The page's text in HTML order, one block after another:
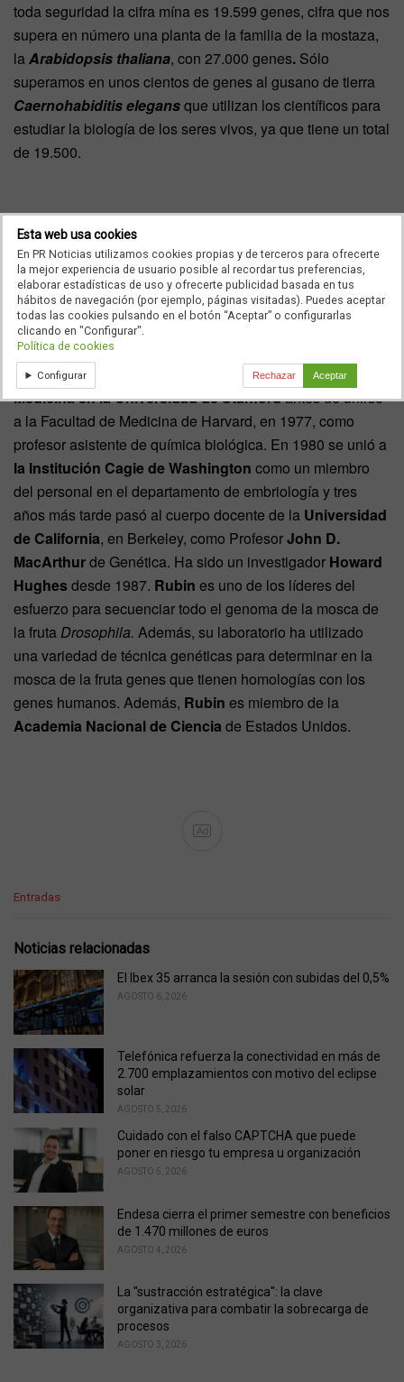
toda seguridad la cifra mína es 19.599 genes, cifra que nos
supera en número una planta de la familia de la mostaza,
laArabidopsis thaliana, con 27.000 genes. Sólo
superamos en unos cientos de genes al gusano de tierra
Caernohabiditis elegansque utilizan los científicos para
estudiar la biología de los seres vivos, ya que tiene un total
de 19.500.
GERALD RUBIN
Licenciado en elInstituto de Tecnología de
Massachussets, obtuvo su doctorado en biología
molecular en la
Realizó su trabajo postdoctoral en la
Escuela de
Medicina en la Universidad de Stanfordantes de unirse
a la Facultad de Medicina de Harvard, en 1977, como
profesor asistente de química biológica. En 1980 se unió a
la Institución Cagie de Washington como un miembro
del personal en el departamento de embriología y tres
años más tarde pasó al cuerpo docente de la Universidad
de California, en Berkeley, como ProfesorJohn D.
MacArthurde Genética. Ha sido un investigador Howard
Hughes desde 1987. Rubin es uno de los líderes del
esfuerzo para secuenciar todo el genoma de la mosca de
la frutaDrosophila. Además, su laboratorio ha utilizado
una variedad de técnica genéticas para determinar en la
mosca de la fruta genes que tienen homologías con los
genes humanos. Además, Rubin es miembro de la
Academia Nacional de Ciencia de Estados Unidos.
Ad
C
e
o
r
i
e
:
Entradas
Noticias relacionadas
El Ibex 35 arranca la sesión con subidas del 0,5%
AGOSTO 6, 2026
Telefónica refuerza la conectividad en más de
2.700 emplazamientos con motivo del eclipse
solar
AGOSTO 5, 2026
Cuidado con el falso CAPTCHA que puede
poner en riesgo tu empresa u organización
AGOSTO 5, 2026
Endesa cierra el primer semestre con beneficios
de 1.470 millones de euros
AGOSTO 4, 2026
La "sustracción estratégica": la clave
organizativa para combatir la sobrecarga de
procesos
AGOSTO 3, 2026
Esta web usa cookies
En PR Noticias utilizamos cookies propias y de terceros para ofrecerte
la mejor experiencia de usuario posible al recordar tus preferencias,
elaborar estadísticas de uso y ofrecerte publicidad basada en tus
hábitos de navegación (por ejemplo, páginas visitadas). Puedes aceptar
todas las cookies pulsando en el botón “Aceptar” o configurarlas
clicando en "Configurar".
Política de cookies
Configurar Rechazar Aceptar